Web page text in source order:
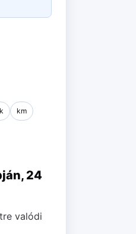
km
24
valódi